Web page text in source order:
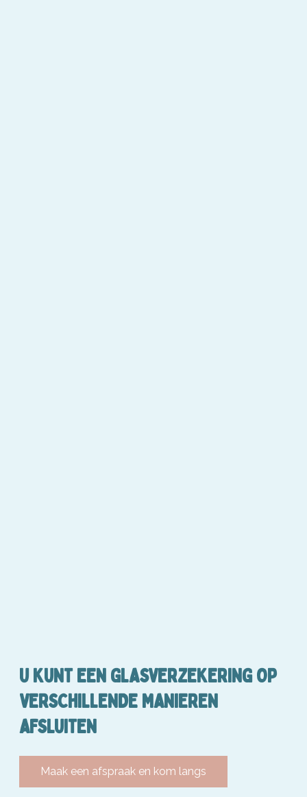
U KUNT EEN GLASVERZEKERING OP
VERSCHILLENDE MANIEREN
AFSLUITEN
Maak een afspraak en kom langs